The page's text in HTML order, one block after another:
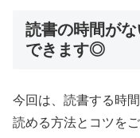
読書の時間が
できます◎
今回は、読書する時
読める方法とコツを